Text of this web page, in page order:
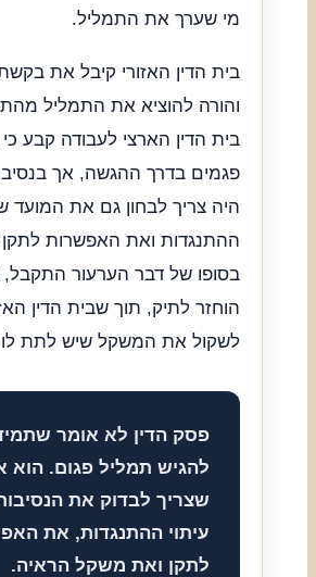
מי שערך את התמליל.
בית הדין האזורי קיבל את
והורה להוציא את התמליל
בית הדין הארצי לעבודה קבע
פגמים בדרך ההגשה, אך
היה צריך לבחון גם את המועד
ההתנגדות ואת האפשרות
בסופו של דבר הערעור התקבל,
הוחזר לתיק, תוך שבית הדין
לשקול את המשקל שיש לתת
פסק הדין לא אומר
להגיש תמליל פגום. הוא
שצריך לבדוק את
עיתוי ההתנגדות, את
לתקן ואת משקל הראיה.